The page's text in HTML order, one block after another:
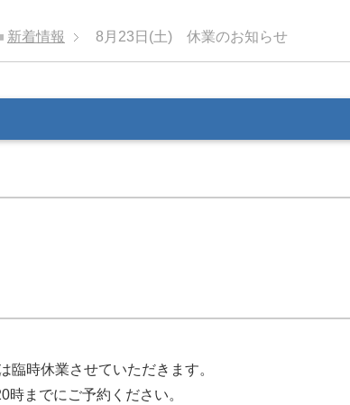
新着情報 8月23日(土) 休業のお知らせ
臨時休業させていただきます。
までにご予約ください。